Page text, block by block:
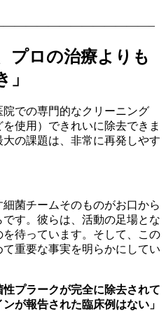
プロの治療よりも
」
での専門的なクリーニング
を使用）できれいに除去できま
の課題は、非常に再発しやす
菌チームそのものがお口から
す。彼らは、活動の足場とな
待っています。そして、この
重要な事実を明らかにしてい
性プラークが完全に除去されて
が報告された臨床例はない」